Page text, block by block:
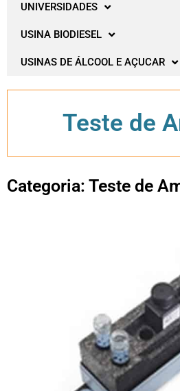
UNIVERSIDADES
USINA BIODIESEL
USINAS DE ÁLCOOL E AÇUCAR
Teste de
Categoria: Teste de